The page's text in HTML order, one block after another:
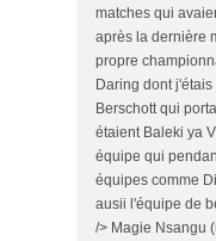
matches qui
après la dernière
propre
Daring dont
Berschott qui
étaient Baleki ya
équipe qui
équipes comme
ausii l'équipe de
/> Magie Nsangu